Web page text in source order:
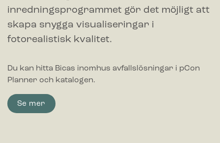
inredningsprogrammet gör det möjligt att
skapa snygga visualiseringar i
fotorealistisk kvalitet.
Du kan hitta Bicas inomhus avfallslösningar i pCon
Planner och katalogen.
Se mer